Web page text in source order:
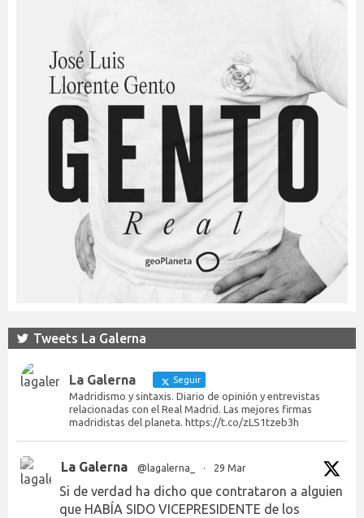
Tweets La Galerna
La Galerna Seguir
Madridismo y sintaxis. Diario de opinión y entrevistas
relacionadas con el Real Madrid. Las mejores firmas
madridistas del planeta. https://t.co/zLS1tzeb3h
La Galerna @lagalerna_ · 29 Mar
Si de verdad ha dicho que contrataron a alguien
que HABÍA SIDO VICEPRESIDENTE de los